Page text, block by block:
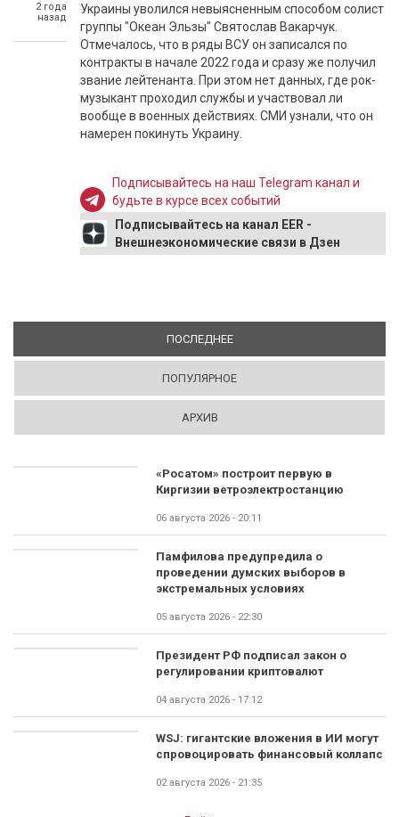
2 года
назад
Украины уволился невыясненным способом солист
группы "Океан Эльзы" Святослав Вакарчук.
Отмечалось, что в ряды ВСУ он записался по
контракты в начале 2022 года и сразу же получил
звание лейтенанта. При этом нет данных, где рок-
музыкант проходил службы и участвовал ли
вообще в военных действиях. СМИ узнали, что он
намерен покинуть Украину.
Подписывайтесь на наш Telegram канал и
будьте в курсе всех событий
Подписывайтесь на канал EER -
Внешнеэкономические связи в Дзен
ПОСЛЕДНЕЕ(АКТИВНАЯ ВКЛАДКА)
ПОПУЛЯРНОЕ
АРХИВ
«Росатом» построит первую в
Киргизии ветроэлектростанцию
06 августа 2026 - 20:11
Памфилова предупредила о
проведении думских выборов в
экстремальных условиях
05 августа 2026 - 22:30
Президент РФ подписал закон о
регулировании криптовалют
04 августа 2026 - 17:12
WSJ: гигантские вложения в ИИ могут
спровоцировать финансовый коллапс
02 августа 2026 - 21:35